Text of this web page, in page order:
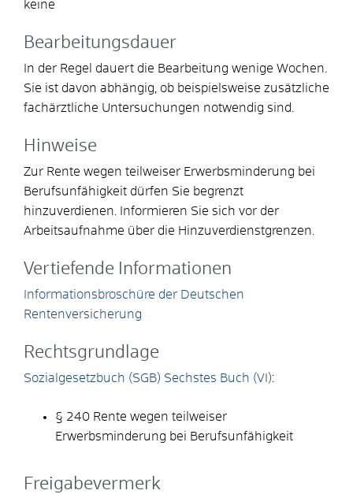
keine
Bearbeitungsdauer
In der Regel dauert die Bearbeitung wenige Wochen.
Sie ist davon abhängig, ob beispielsweise zusätzliche
fachärztliche Untersuchungen notwendig sind.
Hinweise
Zur Rente wegen teilweiser Erwerbsminderung bei
Berufsunfähigkeit dürfen Sie begrenzt
hinzuverdienen. Informieren Sie sich vor der
Arbeitsaufnahme über die Hinzuverdienstgrenzen.
Vertiefende Informationen
Informationsbroschüre der Deutschen
Rentenversicherung
Rechtsgrundlage
Sozialgesetzbuch (SGB) Sechstes Buch (VI):
§ 240 Rente wegen teilweiser
Erwerbsminderung bei Berufsunfähigkeit
Freigabevermerk